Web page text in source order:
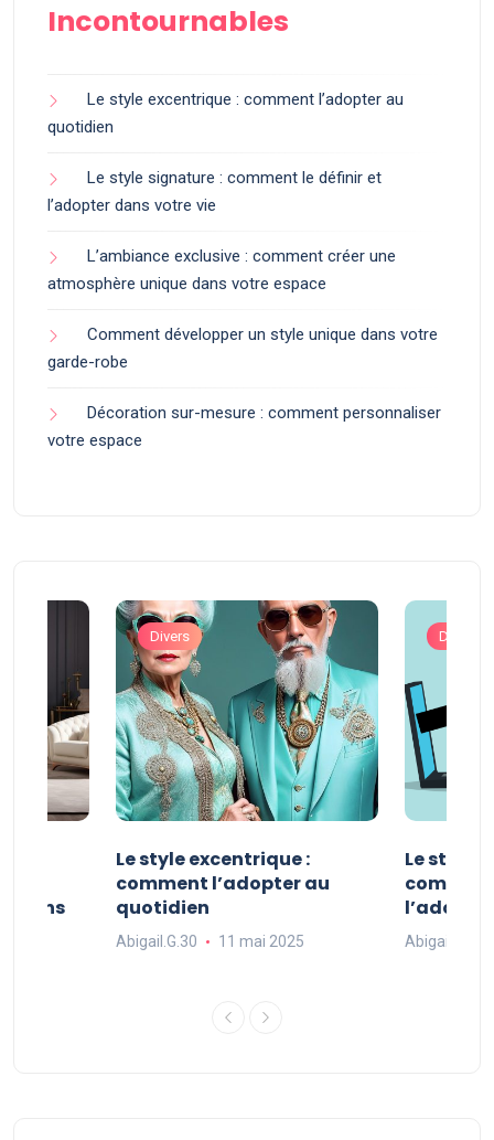
Incontournables
Le style excentrique : comment l’adopter au
quotidien
Le style signature : comment le définir et
l’adopter dans votre vie
L’ambiance exclusive : comment créer une
atmosphère unique dans votre espace
Comment développer un style unique dans votre
garde-robe
Décoration sur-mesure : comment personnaliser
votre espace
dans
Divers
Le style excentrique :
comment l’adopter au
quotidien
Abigail.G.30 11 mai 2025
Divers
Le style
Abigail.G.30